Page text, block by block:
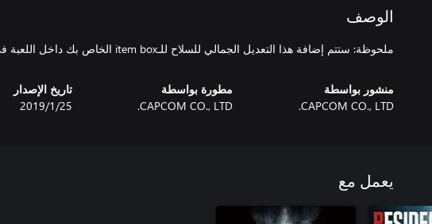
الوصف
ملحوظة: ستتم إضافة هذا التعديل الجمالي للسلاح للـitem box الخاص بك داخل اللعبة في وضع الـStory.
منشور بواسطة
CAPCOM CO., LTD.
مطورة بواسطة
CAPCOM CO., LTD.
تاريخ الإصدار
25‏/1‏/2019
يعمل مع